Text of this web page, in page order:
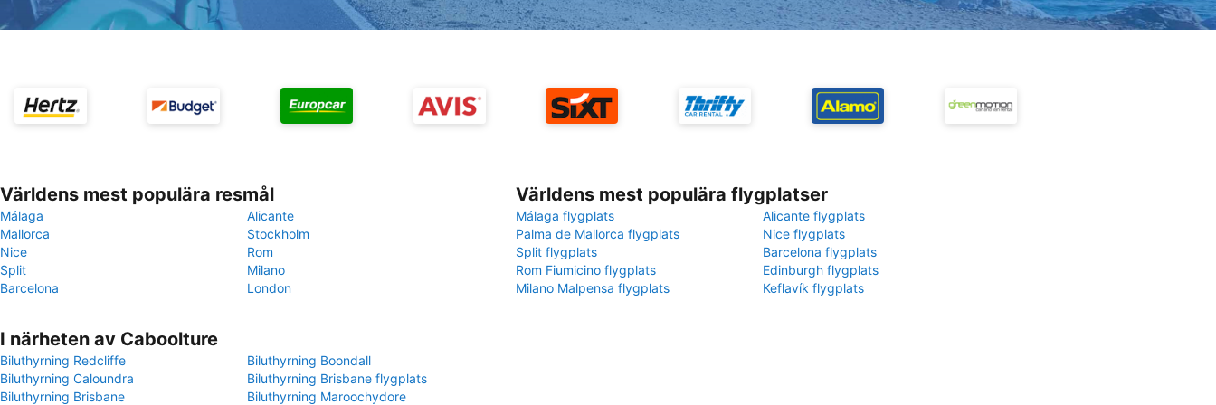
Världens mest populära resmål
Málaga
Alicante
Mallorca
Stockholm
Nice
Rom
Split
Milano
Barcelona
London
Världens mest populära flygplatser
Málaga flygplats
Alicante flygplats
Palma de Mallorca flygplats
Nice flygplats
Split flygplats
Barcelona flygplats
Rom Fiumicino flygplats
Edinburgh flygplats
Milano Malpensa flygplats
Keflavík flygplats
I närheten av Caboolture
Biluthyrning Redcliffe
Biluthyrning Boondall
Biluthyrning Caloundra
Biluthyrning Brisbane flygplats
Biluthyrning Brisbane
Biluthyrning Maroochydore